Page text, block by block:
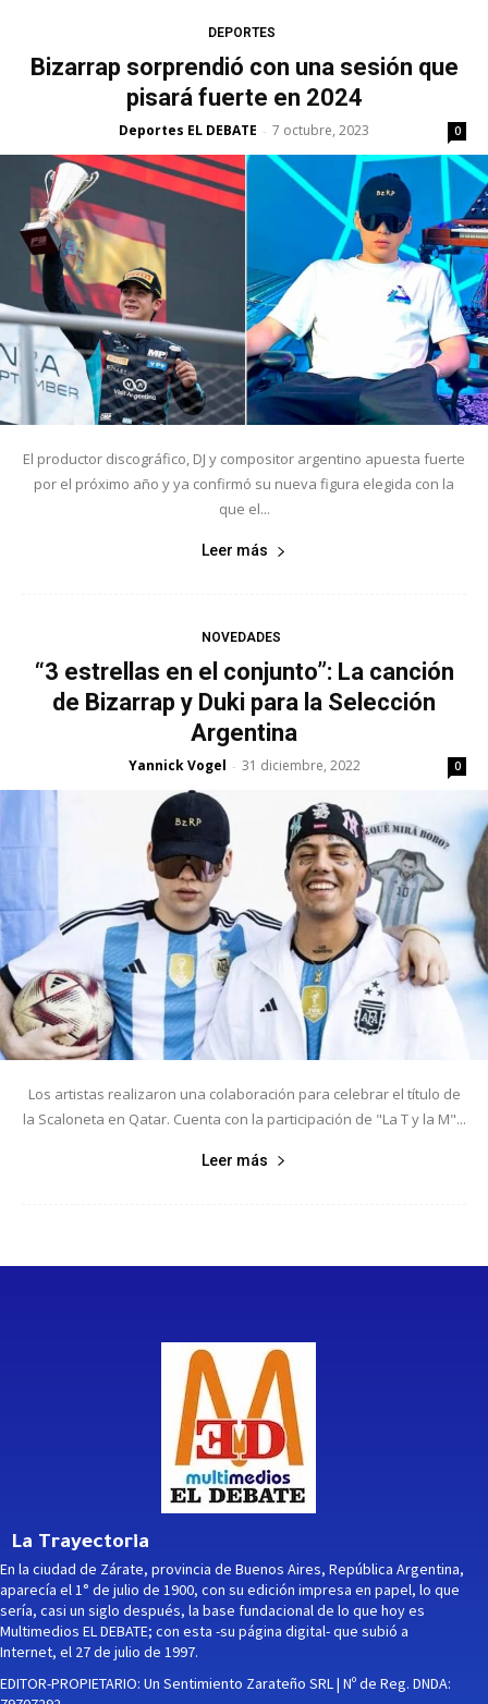
DEPORTES
Bizarrap sorprendió con una sesión que
pisará fuerte en 2024
Deportes EL DEBATE - 7 octubre, 2023 0
El productor discográfico, DJ y compositor argentino apuesta fuerte
por el próximo año y ya confirmó su nueva figura elegida con la
que el...
Leer más
NOVEDADES
“3 estrellas en el conjunto”: La canción
de Bizarrap y Duki para la Selección
Argentina
Yannick Vogel - 31 diciembre, 2022 0
Los artistas realizaron una colaboración para celebrar el título de
la Scaloneta en Qatar. Cuenta con la participación de "La T y la M"...
Leer más
La Trayectoria
En la ciudad de Zárate, provincia de Buenos Aires, República Argentina,
aparecía el 1° de julio de 1900, con su edición impresa en papel, lo que
sería, casi un siglo después, la base fundacional de lo que hoy es
Multimedios EL DEBATE; con esta -su página digital- que subió a
Internet, el 27 de julio de 1997.
EDITOR-PROPIETARIO: Un Sentimiento Zarateño SRL | Nº de Reg. DNDA: